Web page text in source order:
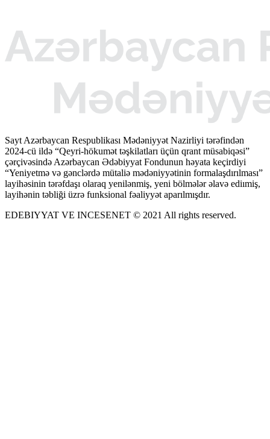
Sayt Azərbaycan Respublikası Mədəniyyət Nazirliyi tərəfindən
2024-cü ildə “Qeyri-hökumət təşkilatları üçün qrant müsabiqəsi”
çərçivəsində Azərbaycan Ədəbiyyat Fondunun həyata keçirdiyi
“Yeniyetmə və gənclərdə mütaliə mədəniyyətinin formalaşdırılması”
layihəsinin tərəfdaşı olaraq yenilənmiş, yeni bölmələr əlavə ediımiş,
layihənin təbliği üzrə funksional fəaliyyət aparılmışdır.
EDEBIYYAT VE INCESENET © 2021 All rights reserved.